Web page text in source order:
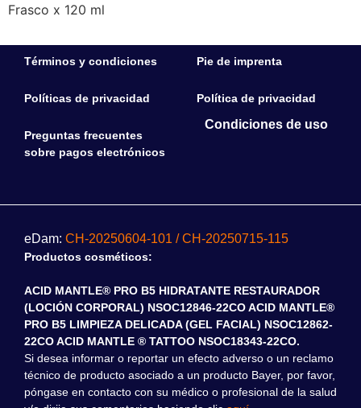
Frasco x 120 ml
Términos y condiciones
Políticas de privacidad
Preguntas frecuentes
sobre pagos electrónicos
Pie de imprenta
Política de privacidad
Condiciones de uso
eDam: CH-20250604-101 / CH-20250715-115
Productos cosméticos:
ACID MANTLE® PRO B5 HIDRATANTE RESTAURADOR
(LOCIÓN CORPORAL) NSOC12846-22CO ACID MANTLE®
PRO B5 LIMPIEZA DELICADA (GEL FACIAL) NSOC12862-
22CO ACID MANTLE ® TATTOO NSOC18343-22CO.
Si desea informar o reportar un efecto adverso o un reclamo
técnico de producto asociado a un producto Bayer, por favor,
póngase en contacto con su médico o profesional de la salud